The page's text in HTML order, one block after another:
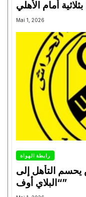
Mai 1, 2026
رابطة الهواة
يحسم التأهل إلى
“البلاي أوف”